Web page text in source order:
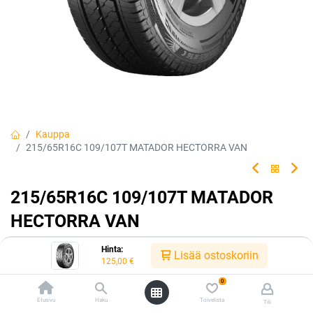
Hinta:
125,00 € Lisää ostoskoriin
Etusivu Haku
0
Toivelista Tili
Kauppa
215/65R16C 109/107T MATADOR HECTORRA VAN
215/65R16C 109/107T MATADOR
HECTORRA VAN
Hyötyajoneuvojen tasapainoinen kesätuote, joka vastaa kaikkiin
haasteisiin.
4050496003029 Tuotekoodi:240457
125,00€